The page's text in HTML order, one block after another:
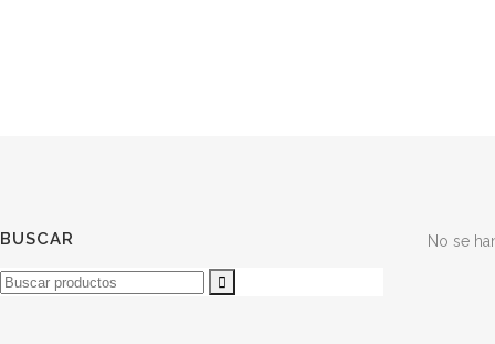
BUSCAR
Buscar
No se